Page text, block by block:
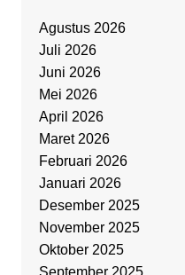
Agustus 2026
Juli 2026
Juni 2026
Mei 2026
April 2026
Maret 2026
Februari 2026
Januari 2026
Desember 2025
November 2025
Oktober 2025